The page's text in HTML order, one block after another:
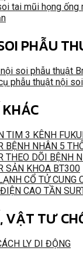
tai mũi họng ống
PHẪU
soi phẫu thuật
phẫu thuật nội soi
TIM 3 KÊNH
BỆNH NHÂN 5
THEO DÕI BỆNH
SẢN KHOA BT300
CỔ TỬ CUNG
CAO TẦN
VẬT TƯ
LY DI ĐỘNG